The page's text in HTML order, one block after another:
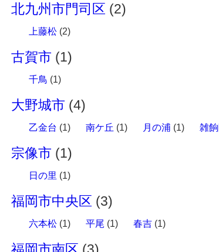
北九州市門司区 (2)
上藤松 (2)
古賀市 (1)
千鳥 (1)
大野城市 (4)
乙金台 (1) 南ケ丘 (1) 月の浦 (1) 雑
宗像市 (1)
日の里 (1)
福岡市中央区 (3)
六本松 (1) 平尾 (1) 春吉 (1)